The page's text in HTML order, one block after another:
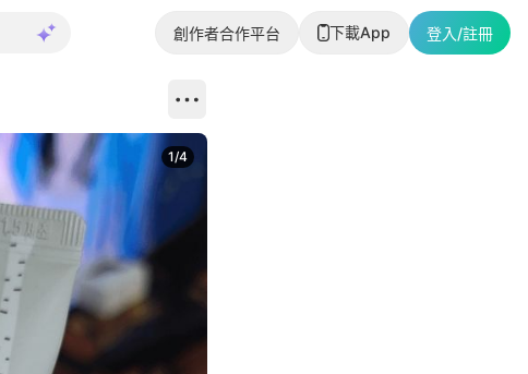
創作者合作平台 下載App 登入/註冊
1/4